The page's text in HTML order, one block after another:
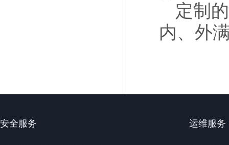
定制
内、外
安全服务 运维服务